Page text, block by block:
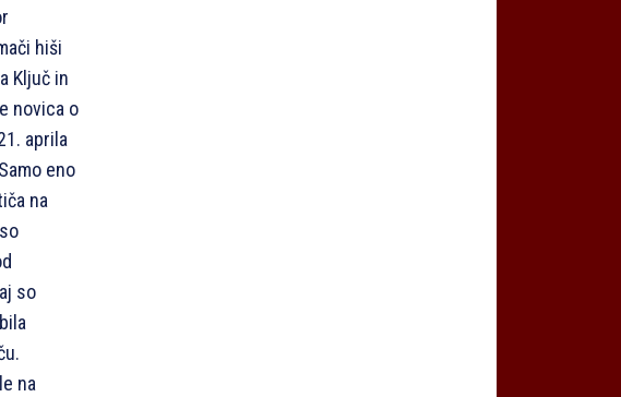
hiši
Ključ in
novica o
aprila
eno
na
so
na